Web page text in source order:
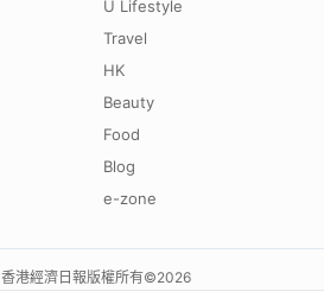
U Lifestyle
Travel
HK
Beauty
Food
Blog
e-zone
香港經濟日報版權所有©2026